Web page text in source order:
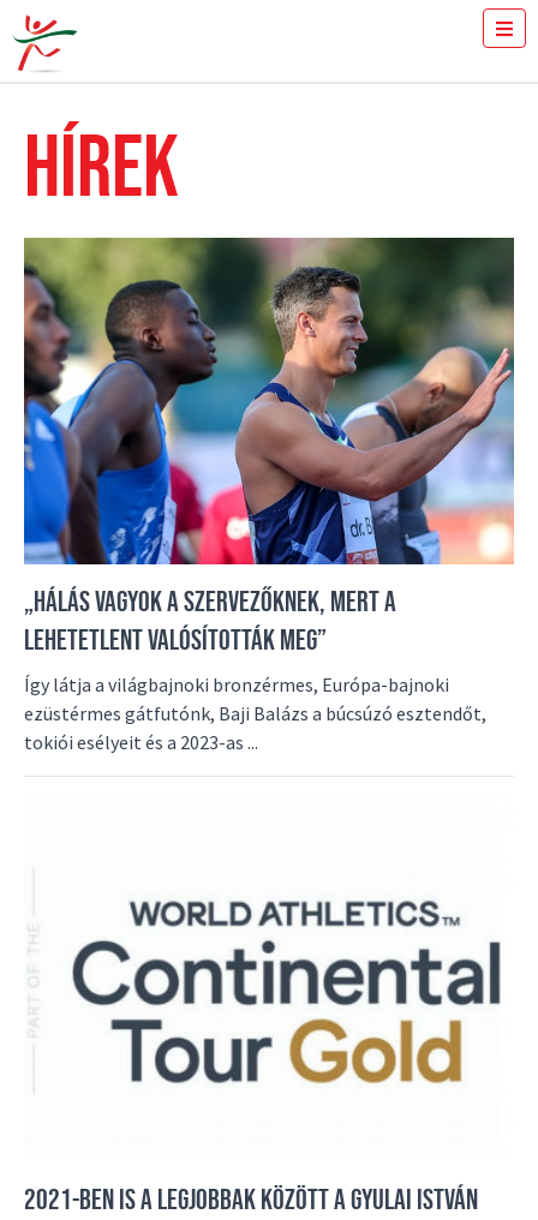
JEGYVÁSÁRLÁS
EREDMÉNYEK
HÍREK
TÁMOGATÓK
KAPCSOLAT
HÍREK
„HÁLÁS VAGYOK A SZERVEZŐKNEK, MERT A
LEHETETLENT VALÓSÍTOTTÁK MEG”
Így látja a világbajnoki bronzérmes, Európa-bajnoki
ezüstérmes gátfutónk, Baji Balázs a búcsúzó esztendőt,
tokiói esélyeit és a 2023-as ...
2021-BEN IS A LEGJOBBAK KÖZÖTT A GYULAI ISTVÁN